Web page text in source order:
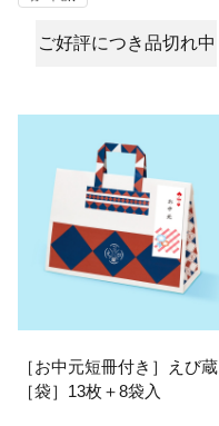
ご好評につき品切れ中
［お中元短冊付き］えび蔵
［袋］13枚＋8袋入